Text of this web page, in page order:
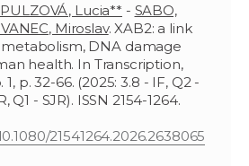
Lucia** - SABO,
Miroslav. XAB2: a link
DNA damage
health. In Transcription,
1, p. 32-66. (2025: 3.8 - IF, Q2 -
Q1 - SJR). ISSN 2154-1264.
21541264.2026.2638065